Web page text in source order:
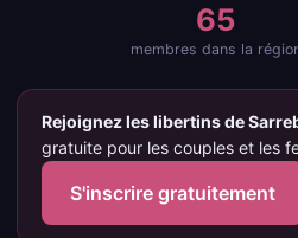
65
membres dans la
Rejoignez les libertins de
gratuite pour les couples et les
S'inscrire gratuitement